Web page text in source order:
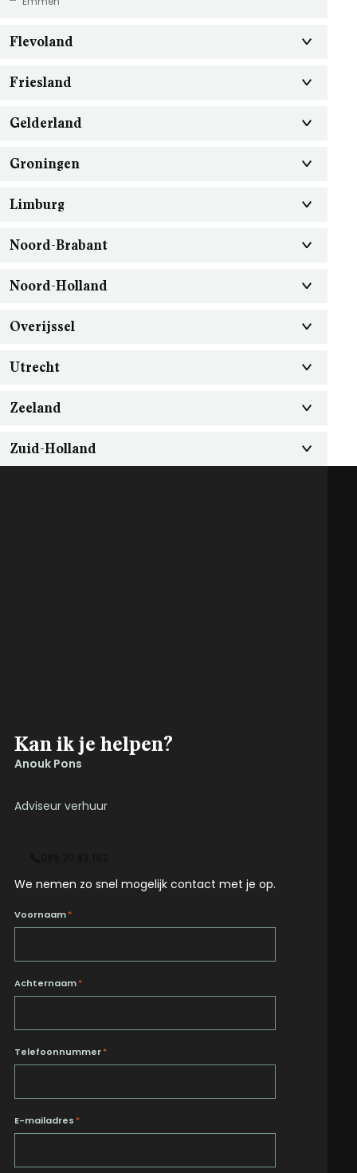
Flevoland
Friesland
Gelderland
Groningen
Limburg
Noord-Brabant
Noord-Holland
Overijssel
Utrecht
Zeeland
Zuid-Holland
Kan ik je helpen?
Anouk Pons
Adviseur verhuur
We nemen zo snel mogelijk contact met je op.
Voornaam*
Achternaam*
Telefoonnummer*
E-mailadres *